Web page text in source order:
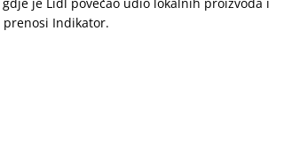
Indikator.